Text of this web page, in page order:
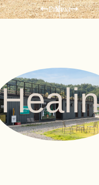
Prev
Next